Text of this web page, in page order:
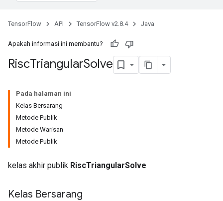
TensorFlow API TensorFlow v2.8.4 Java
Apakah informasi ini membantu?
RiscTriangularSolve
Pada halaman ini
Kelas Bersarang
Metode Publik
Metode Warisan
Metode Publik
kelas akhir publik RiscTriangularSolve
Kelas Bersarang